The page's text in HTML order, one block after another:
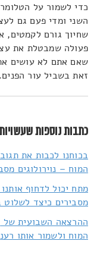
כדי לשמור על
השני ומדי פעם גם
שחיוך גורם לקמטים,
פעולה שמבטלת את
שאם אתם לא עושים
זאת בשביל עור הפנים.
כתבות נוספות
בכוחנו לכבות את
המוח – נוירולוגים
מתח יכול לדחוף
מסבירים כיצד לשלוט
המוח ולשמור אותו